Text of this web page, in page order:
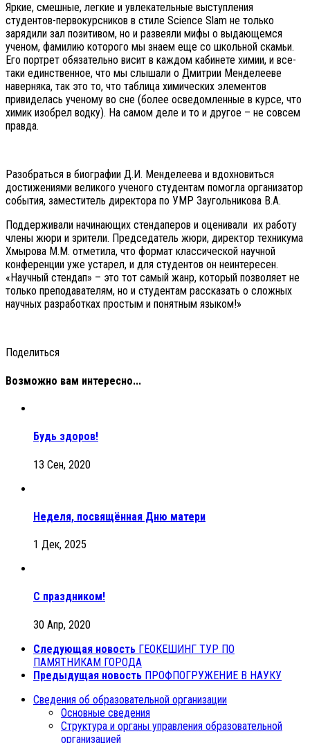
Яркие, смешные, легкие и увлекательные выступления
студентов-первокурсников в стиле Science Slam не только
зарядили зал позитивом, но и развеяли мифы о выдающемся
ученом, фамилию которого мы знаем еще со школьной скамьи.
Его портрет обязательно висит в каждом кабинете химии, и все-
таки единственное, что мы слышали о Дмитрии Менделееве
наверняка, так это то, что таблица химических элементов
привиделась ученому во сне (более осведомленные в курсе, что
химик изобрел водку). На самом деле и то и другое – не совсем
правда.
Разобраться в биографии Д.И. Менделеева и вдохновиться
достижениями великого ученого студентам помогла организатор
события, заместитель директора по УМР Заугольникова В.А.
Поддерживали начинающих стендаперов и оценивали их работу
члены жюри и зрители. Председатель жюри, директор техникума
Хмырова М.М. отметила, что формат классической научной
конференции уже устарел, и для студентов он неинтересен.
«Научный стендап» – это тот самый жанр, который позволяет не
только преподавателям, но и студентам рассказать о сложных
научных разработках простым и понятным языком!»
Поделиться
Возможно вам интересно...
Будь здоров!
13 Сен, 2020
Неделя, посвящённая Дню матери
1 Дек, 2025
С праздником!
30 Апр, 2020
Следующая новость ГЕОКЕШИНГ ТУР ПО
ПАМЯТНИКАМ ГОРОДА
Предыдущая новость ПРОФПОГРУЖЕНИЕ В НАУКУ
Сведения об образовательной организации
Основные сведения
Структура и органы управления образовательной
организацией